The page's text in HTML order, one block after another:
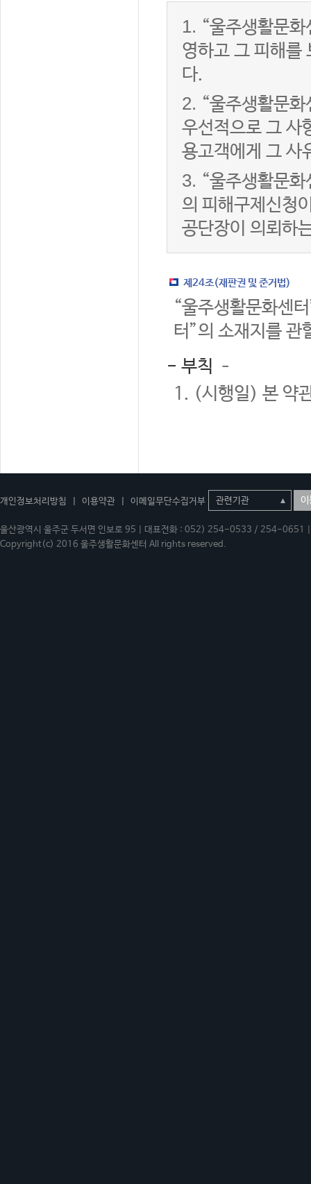
1. “울주생활문
영하고 그 피해를
다.
2. “울주생활문
우선적으로 그 사
용고객에게 그 사
3. “울주생활문
의 피해구제신청
공단장이 의뢰하
제24조(재판권 및 준거법)
“울주생활문화센
터”의 소재지를 관
- 부칙 –
1. (시행일) 본 약
개인정보처리방침 이용약관 이메일무단수집거부 이
울산광역시 울주군 두서면 인보로 95 | 대표전화 : 052) 254-0533 / 254-
Copyright(c) 2016 울주생활문화센터 All rights reserved.